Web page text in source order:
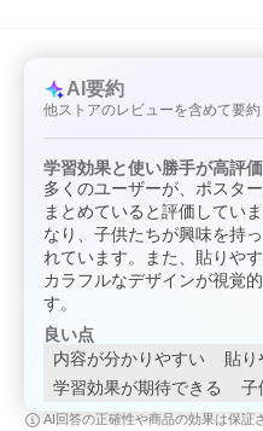
AI要約
他ストアのレビューを含めて要
学習効果と使い勝手が高評価
多くのユーザーが、ポスタ
まとめていると評価してい
なり、子供たちが興味を持
れています。また、貼りや
カラフルなデザインが視覚
す。
良い点
内容が分かりやすい
貼り
学習効果が期待できる
子
AI回答の正確性や商品の効果は保証